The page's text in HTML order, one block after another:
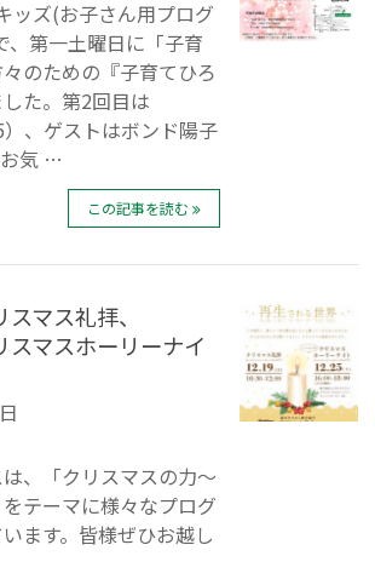
ッズ(お子さん用プログ
、第一土曜日に「子育
のための『子育てひろ
た。第2回目は
、ゲストはボンド陽子
気 …
この記事を読む
マス礼拝、
スマスホーリーナイ
、「クリスマスの力～
テーマに様々なプログ
ます。皆様ぜひお越し